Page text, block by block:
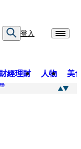
登入
財經理財 人物 美